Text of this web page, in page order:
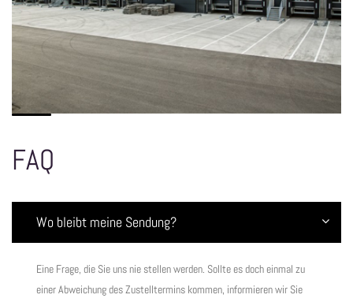
FAQ
Wo bleibt meine Sendung?
Eine Frage, die Sie uns nie stellen werden. Sollte es doch einmal zu
einer Abweichung des Zustelltermins kommen, informieren wir Sie